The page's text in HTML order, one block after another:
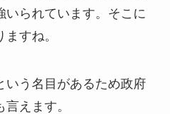
いられています。そこに
すね。
いう名目があるため政府
えます。